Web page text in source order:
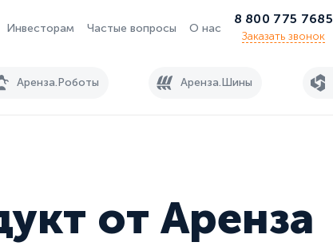
Инвесторам Частые вопросы О нас
8 800 775 7685
Заказать звонок
Аренза.Роботы Аренза.Шины
от Аренза